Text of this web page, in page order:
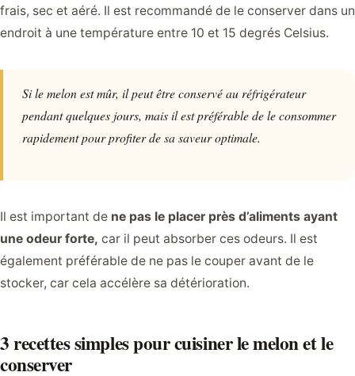
frais, sec et aéré. Il est recommandé de le conserver dans un
endroit à une température entre 10 et 15 degrés Celsius.
Si le melon est mûr, il peut être conservé au réfrigérateur
pendant quelques jours, mais il est préférable de le consommer
rapidement pour profiter de sa saveur optimale.
Il est important de ne pas le placer près d’aliments ayant
une odeur forte, car il peut absorber ces odeurs. Il est
également préférable de ne pas le couper avant de le
stocker, car cela accélère sa détérioration.
3 recettes simples pour cuisiner le melon et le
conserver